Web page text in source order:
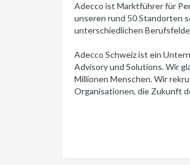
Adecco ist Marktführer für
unseren rund 50 Standorten
unterschiedlichen
Adecco Schweiz ist ein
Advisory und Solutions. Wir
Millionen Menschen. Wir
Organisationen, die Zukunft